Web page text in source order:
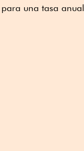
una tasa anual